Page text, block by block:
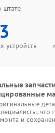
штате
устройств
что
и